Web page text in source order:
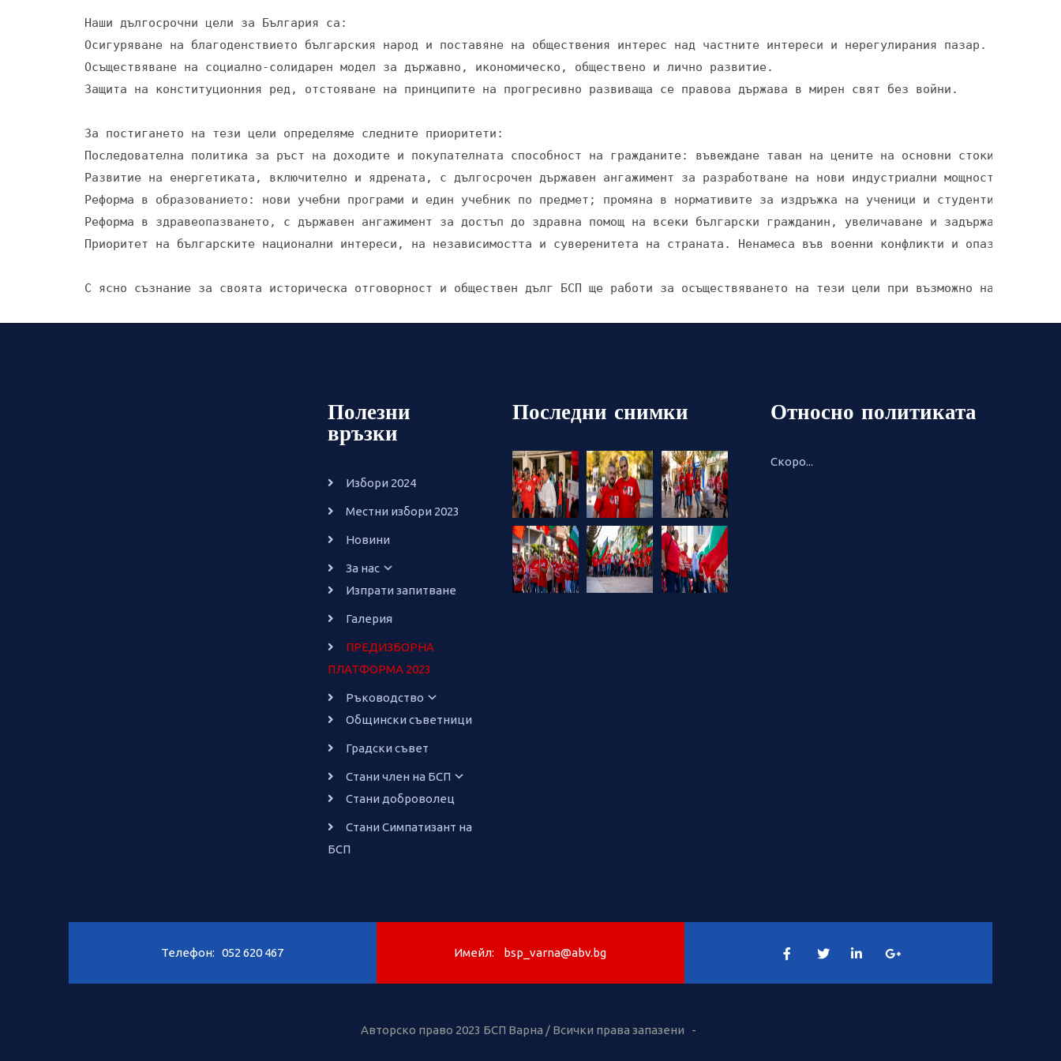
Наши дългосрочни цели за България са:
Осигуряване на благоденствието българския народ и поставяне на обществения интерес над частните интереси и нерегулирания пазар.
Осъществяване на социално-солидарен модел за държавно, икономическо, обществено и лично развитие.
Защита на конституционния ред, отстояване на принципите на прогресивно развиваща се правова държава в мирен свят без войни.
За постигането на тези цели определяме следните приоритети:
Последователна политика за ръст на доходите и покупателната способност на гражданите: въвеждане таван на цените на основни стоки и
Развитие на енергетиката, включително и ядрената, с дългосрочен държавен ангажимент за разработване на нови индустриални мощности и
Реформа в образованието: нови учебни програми и един учебник по предмет; промяна в нормативите за издръжка на ученици и студенти и
Реформа в здравеопазването, с държавен ангажимент за достъп до здравна помощ на всеки български гражданин, увеличаване и задържане в
Приоритет на българските национални интереси, на независимостта и суверенитета на страната. Ненамеса във военни конфликти и опазване
Полезни
връзки
Избори 2024
Местни избори 2023
Новини
За нас
Изпрати запитване
Галерия
ПРЕДИЗБОРНА
ПЛАТФОРМА 2023
Ръководство
Общински съветници
Градски съвет
Стани член на БСП
Стани доброволец
Стани Симпатизант на
БСП
Последни снимки Относно политиката
Скоро...
Телефон:052 620 467 Имейл: bsp_varna@abv.bg
Авторско право 2023 БСП Варна / Всички права запазени -